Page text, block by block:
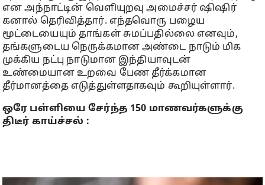
என அந்நாட்டின் வெளியுறவு அமைச்சர் ஷிஷிர்
கனால் தெரிவித்தார். எந்தவொரு பழைய
மூட்டையையும் தாங்கள் சுமப்பதில்லை எனவும்,
தங்களுடைய நெருக்கமான அண்டை நாடும் மிக
முக்கிய நட்பு நாடுமான இந்தியாவுடன்
உண்மையான உறவை பேண தீர்க்கமான
தீர்மானத்தை எடுத்துள்ளதாகவும் கூறியுள்ளார்.
ஒரே பள்ளியை சேர்ந்த 150 மாணவர்களுக்கு
திடீர் காய்ச்சல் :